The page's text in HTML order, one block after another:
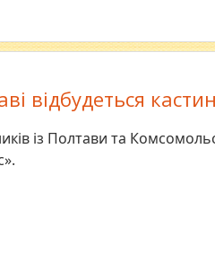
відбудеться
із Полтави та